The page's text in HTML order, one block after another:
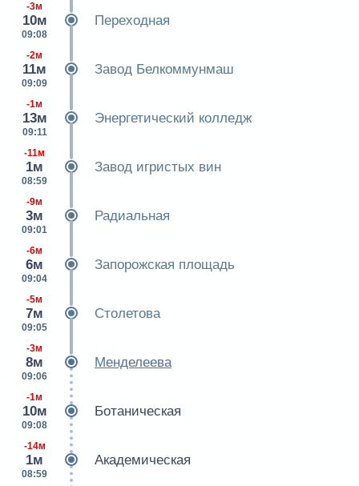
-3м
10м
09:08
Переходная
-2м
11м
09:09
Завод Белкоммунмаш
-1м
13м
09:11
Энергетический колледж
-11м
1м
08:59
Завод игристых вин
-9м
3м
09:01
Радиальная
-6м
6м
09:04
Запорожская площадь
-5м
7м
09:05
Столетова
-3м
8м
09:06
Менделеева
-1м
10м
09:08
Ботаническая
-14м
1м
08:59
Академическая